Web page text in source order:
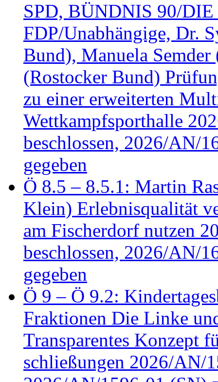
SPD, BÜNDNIS 90/
FDP/Unabhängige, Dr.
Bund), Manuela
(Rostocker Bund)
zu einer erweiterten
Wettkampfsporthalle
beschlossen, 2026/AN/
gegeben
Ö 8.5 – 8.5.1: Martin
Klein) Erlebnisqualität
am Fischerdorf nutzen
beschlossen, 2026/AN/
gegeben
Ö 9 – Ö 9.2:
Fraktionen Die Linke
Transparentes Konzept
schließungen 2026/AN/